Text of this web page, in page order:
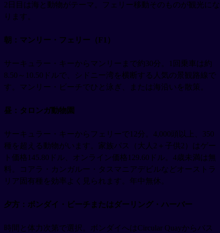
2日目は海と動物がテーマ。フェリー移動そのものが観光にな
ります。
朝：マンリー・フェリー（F1）
サーキュラー・キーからマンリーまで約30分。1回乗車は約
8.50～10.50ドルで、シドニー湾を横断する人気の景観路線で
す。マンリー・ビーチでひと泳ぎ、または海沿いを散策。
昼：タロンガ動物園
サーキュラー・キーからフェリーで12分。4,000頭以上、350
種を超える動物がいます。家族パス（大人2＋子供2）はゲー
ト価格145.80ドル、オンライン価格129.60ドル。4歳未満は無
料。コアラ・カンガルー・タスマニアデビルなどオーストラ
リア固有種を効率よく見られます。年中無休。
夕方：ボンダイ・ビーチまたはダーリング・ハーバー
時間と体力次第で選択。ボンダイへはCircular Quayからバス